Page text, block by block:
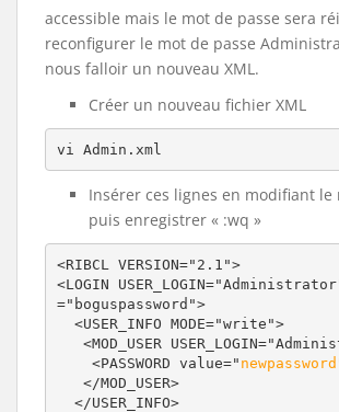
accessible mais le mot de passe sera
reconfigurer le mot de passe
nous falloir un nouveau XML.
Créer un nouveau fichier XML
vi Admin.xml
Insérer ces lignes en modifiant le
puis enregistrer « :wq »
<RIBCL VERSION="2.1">
<LOGIN USER_LOGIN="Administrator"
="boguspassword">
    <PASSWORD value="
newpassword